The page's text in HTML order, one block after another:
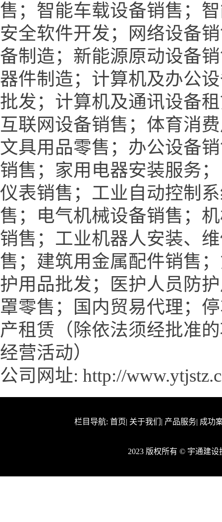
售；智能车载设备销售；
安全软件开发；网络设备
备制造；新能源原动设备
器件制造；计算机及办公
批发；计算机及通讯设备
互联网设备销售；体育消
文具用品零售；办公设备
销售；家用电器安装服务
仪表销售；工业自动控制
售；电气机械设备销售；
销售；工业机器人安装、
售；建筑用金属配件销售
护用品批发；医护人员防
罩零售；国内贸易代理；
产租赁（除依法须经批准
经营活动）
公司网址: http://
栏目导航: 首页| 关于我们 | 产品服务| 成功
2023 版权所有 © 宇通建